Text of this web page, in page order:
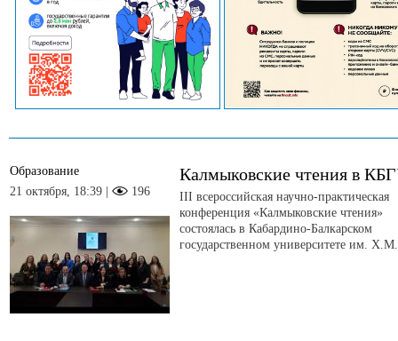
Образование
21 октября, 18:39 |
196
Калмыковские чтения в
III всероссийская научно-практическая
конференция «Калмыковские чтения»
состоялась в Кабардино-Балкарском
государственном университете им. Х.М.